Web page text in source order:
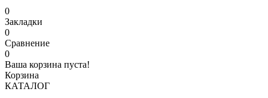
0
Закладки
0
Сравнение
0
Ваша корзина пуста!
Корзина
КАТАЛОГ